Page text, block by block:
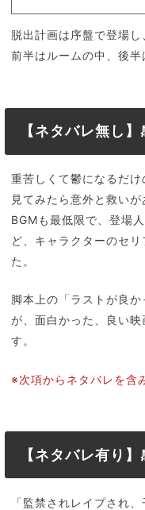
脱出計画は序盤で登場し
前半はルームの中、後半
【ネタバレ無し】
重苦しくて鬱になるだけ
見てみたら意外と救いが
BGMも最低限で、登場
ど、キャラクターのセ
た。
脚本上の「ラストが良
が、面白かった、良い
す。
※次項からネタバレを含
【ネタバレ有り】
「監禁されレイプされ